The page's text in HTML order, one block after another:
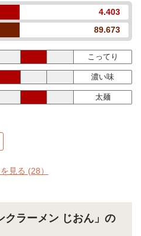
4.403
89.673
こってり
濃い味
太麺
見る (28）
クラーメン じおん」の